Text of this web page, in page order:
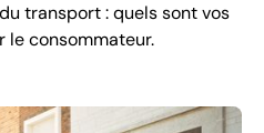
transport : quels sont vos
le consommateur.